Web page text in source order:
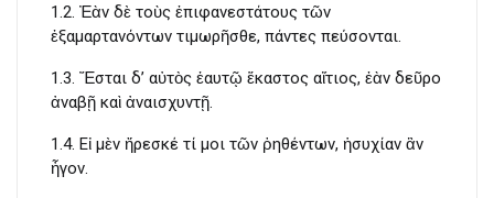
1.2. Ἐὰν δὲ τοὺς ἐπιφανεστάτους τῶν
ἐξαμαρτανόντων τιμωρῆσθε, πάντες πεύσονται.
1.3. Ἔσται δ’ αὐτὸς ἑαυτῷ ἕκαστος αἴτιος, ἐὰν δεῦρο
ἀναβῇ καὶ ἀναισχυντῇ.
1.4. Εἰ μὲν ἤρεσκέ τί μοι τῶν ῥηθέντων, ἡσυχίαν ἂν
ἦγον.